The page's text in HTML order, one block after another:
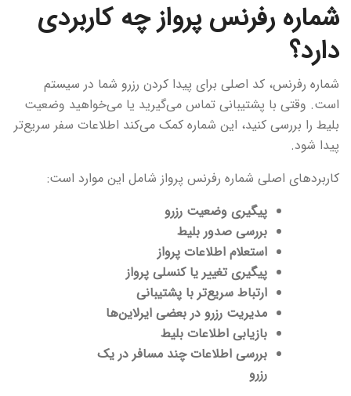
شماره رفرنس پرواز چه کاربردی
دارد؟
شماره رفرنس، کد اصلی برای پیدا کردن رزرو شما در سیستم
است. وقتی با پشتیبانی تماس می‌گیرید یا می‌خواهید وضعیت
بلیط را بررسی کنید، این شماره کمک می‌کند اطلاعات سفر سریع‌تر
پیدا شود.
کاربردهای اصلی شماره رفرنس پرواز شامل این موارد است:
پیگیری وضعیت رزرو
بررسی صدور بلیط
استعلام اطلاعات پرواز
پیگیری تغییر یا کنسلی پرواز
ارتباط سریع‌تر با پشتیبانی
مدیریت رزرو در بعضی ایرلاین‌ها
بازیابی اطلاعات بلیط
بررسی اطلاعات چند مسافر در یک
رزرو